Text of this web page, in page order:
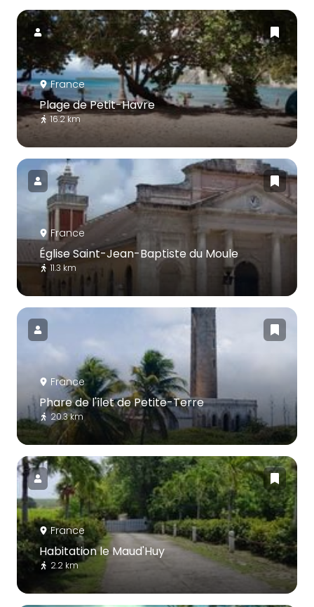
France
Plage de Petit-Havre
16.2 km
France
Église Saint-Jean-Baptiste du Moule
11.3 km
France
Phare de l'îlet de Petite-Terre
20.3 km
France
Habitation le Maud'Huy
2.2 km